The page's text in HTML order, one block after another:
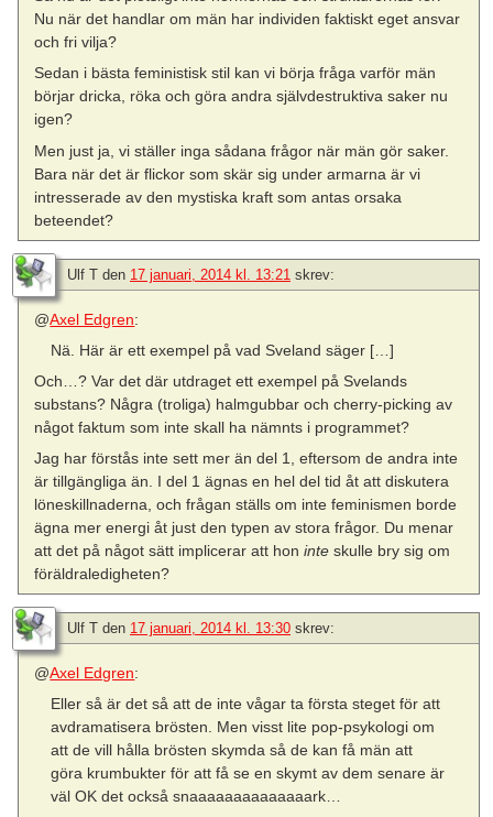
Nu när det handlar om män har individen faktiskt eget ansvar
och fri vilja?
Sedan i bästa feministisk stil kan vi börja fråga varför män
börjar dricka, röka och göra andra självdestruktiva saker nu
igen?
Men just ja, vi ställer inga sådana frågor när män gör saker.
Bara när det är flickor som skär sig under armarna är vi
intresserade av den mystiska kraft som antas orsaka
beteendet?
Ulf T den 17 januari, 2014 kl. 13:21 skrev:
@Axel Edgren:
Nä. Här är ett exempel på vad Sveland säger […]
Och…? Var det där utdraget ett exempel på Svelands
substans? Några (troliga) halmgubbar och cherry-picking av
något faktum som inte skall ha nämnts i programmet?
Jag har förstås inte sett mer än del 1, eftersom de andra inte
är tillgängliga än. I del 1 ägnas en hel del tid åt att diskutera
löneskillnaderna, och frågan ställs om inte feminismen borde
ägna mer energi åt just den typen av stora frågor. Du menar
att det på något sätt implicerar att honinte skulle bry sig om
föräldraledigheten?
Ulf T den 17 januari, 2014 kl. 13:30 skrev:
@Axel Edgren:
Eller så är det så att de inte vågar ta första steget för att
avdramatisera brösten. Men visst lite pop-psykologi om
att de vill hålla brösten skymda så de kan få män att
göra krumbukter för att få se en skymt av dem senare är
väl OK det också snaaaaaaaaaaaaaark…